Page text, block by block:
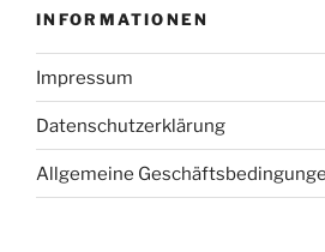
INFORMATIONEN
Impressum
Datenschutzerklärung
Allgemeine